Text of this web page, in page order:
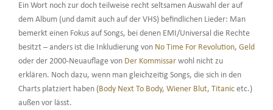
Ein Wort noch zur doch teilweise recht seltsamen Auswahl der auf
dem Album (und damit auch auf der VHS) befindlichen Lieder: Man
bemerkt einen Fokus auf Songs, bei denen EMI/Universal die Rechte
besitzt – anders ist die Inkludierung von No Time For Revolution, Geld
oder der 2000-Neuauflage von Der Kommissarwohl nicht zu
erklären. Noch dazu, wenn man gleichzeitig Songs, die sich in den
Charts platziert haben ( Body Next To Body, Wiener Blut, Titanicetc.)
außen vor lässt.